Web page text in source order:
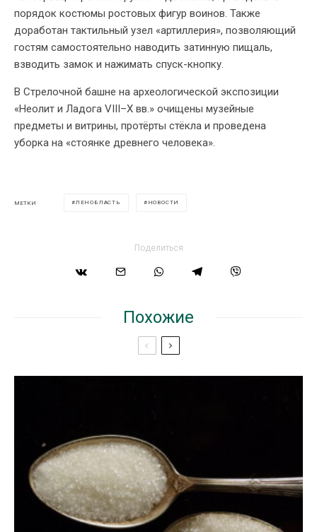
порядок костюмы ростовых фигур воинов. Также
доработан тактильный узел «артиллерия», позволяющий
гостям самостоятельно наводить затинную пищаль,
взводить замок и нажимать спуск-кнопку.
В Стрелочной башне на археологической экспозиции
«Неолит и Ладога VIII–X вв.» очищены музейные
предметы и витрины, протёрты стёкла и проведена
уборка на «стоянке древнего человека».
МЕТКИ ЛЕНОБЛАСТЬ НОВОСТИ
Поделиться
Похожие